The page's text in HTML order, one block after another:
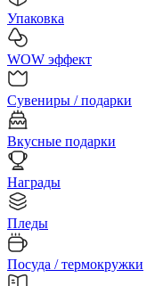
Упаковка
WOW эффект
Сувениры / подарки
Вкусные подарки
Награды
Пледы
Посуда / термокружки